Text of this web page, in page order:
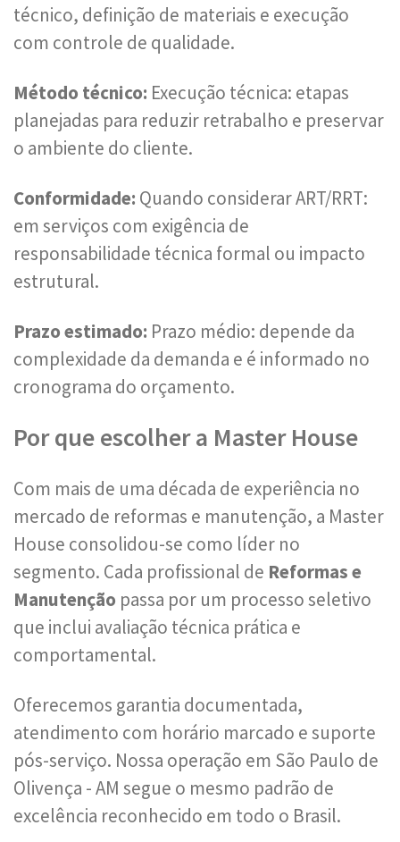
técnico, definição de materiais e execução
com controle de qualidade.
Método técnico: Execução técnica: etapas
planejadas para reduzir retrabalho e preservar
o ambiente do cliente.
Conformidade: Quando considerar ART/RRT:
em serviços com exigência de
responsabilidade técnica formal ou impacto
estrutural.
Prazo estimado: Prazo médio: depende da
complexidade da demanda e é informado no
cronograma do orçamento.
Por que escolher a Master House
Com mais de uma década de experiência no
mercado de reformas e manutenção, a Master
House consolidou-se como líder no
segmento. Cada profissional de Reformas e
Manutenção passa por um processo seletivo
que inclui avaliação técnica prática e
comportamental.
Oferecemos garantia documentada,
atendimento com horário marcado e suporte
pós-serviço. Nossa operação em São Paulo de
Olivença - AM segue o mesmo padrão de
excelência reconhecido em todo o Brasil.